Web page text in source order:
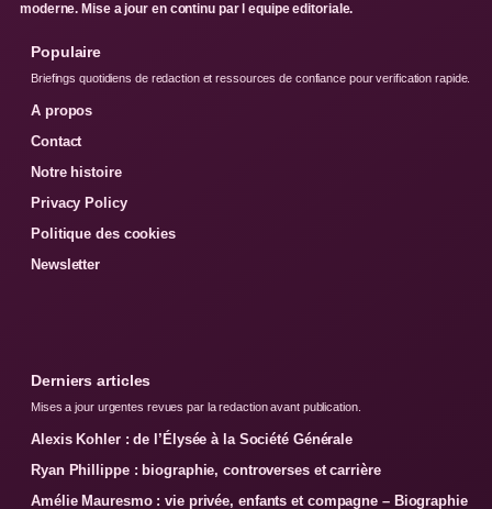
moderne. Mise a jour en continu par l equipe editoriale.
Populaire
Briefings quotidiens de redaction et ressources de confiance pour verification rapide.
A propos
Contact
Notre histoire
Privacy Policy
Politique des cookies
Newsletter
Derniers articles
Mises a jour urgentes revues par la redaction avant publication.
Alexis Kohler : de l’Élysée à la Société Générale
Ryan Phillippe : biographie, controverses et carrière
Amélie Mauresmo : vie privée, enfants et compagne – Biographie